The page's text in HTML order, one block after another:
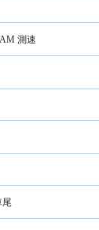
測速
尾